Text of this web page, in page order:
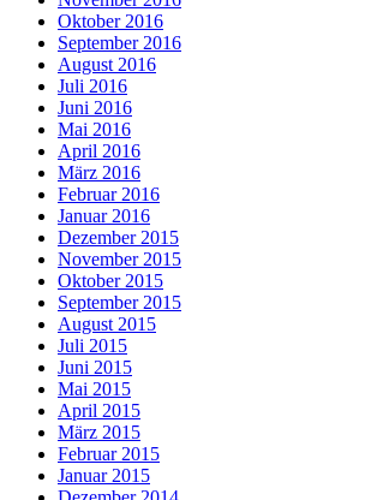
Oktober 2016
September 2016
August 2016
Juli 2016
Juni 2016
Mai 2016
April 2016
März 2016
Februar 2016
Januar 2016
Dezember 2015
November 2015
Oktober 2015
September 2015
August 2015
Juli 2015
Juni 2015
Mai 2015
April 2015
März 2015
Februar 2015
Januar 2015